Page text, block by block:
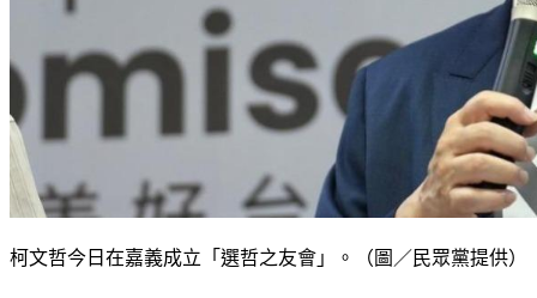
柯文哲今日在嘉義成立「選哲之友會」。（圖／民眾黨提供）